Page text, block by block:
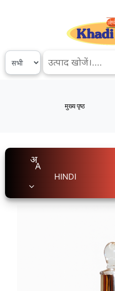
मुख्य पृष्ठ
HINDI